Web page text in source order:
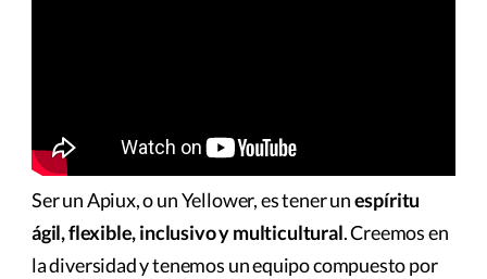
nuestro equipo y partners.
Ser un Apiux, o un Yellower, es tener unespíritu
ágil, flexible, inclusivo y multicultural. Creemos en
la diversidad y tenemos un equipo compuesto por